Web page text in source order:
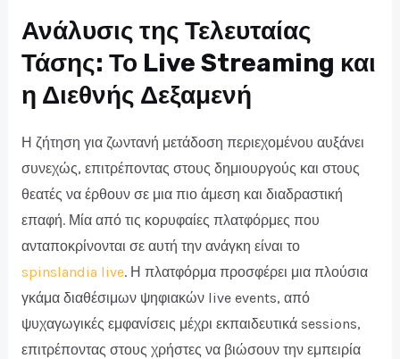
Ανάλυσις της Τελευταίας
Τάσης: Το Live Streaming και
η Διεθνής Δεξαμενή
Η ζήτηση για ζωντανή μετάδοση περιεχομένου αυξάνει
συνεχώς, επιτρέποντας στους δημιουργούς και στους
θεατές να έρθουν σε μια πιο άμεση και διαδραστική
επαφή. Μία από τις κορυφαίες πλατφόρμες που
ανταποκρίνονται σε αυτή την ανάγκη είναι το
spinslandia live. Η πλατφόρμα προσφέρει μια πλούσια
γκάμα διαθέσιμων ψηφιακών live events, από
ψυχαγωγικές εμφανίσεις μέχρι εκπαιδευτικά sessions,
επιτρέποντας στους χρήστες να βιώσουν την εμπειρία